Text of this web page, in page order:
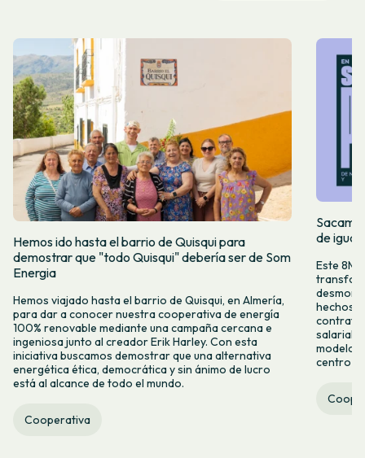
Hemos ido hasta el barrio de Quisqui para
demostrar que "todo Quisqui" debería ser de Som
Energia
Hemos viajado hasta el barrio de Quisqui, en Almería,
para dar a conocer nuestra cooperativa de energía
100% renovable mediante una campaña cercana e
ingeniosa junto al creador Erik Harley. Con esta
iniciativa buscamos demostrar que una alternativa
energética ética, democrática y sin ánimo de lucro
está al alcance de todo el mundo.
Cooperativa
de
Este 8M,
hechos y
salarial y
modelo
centro